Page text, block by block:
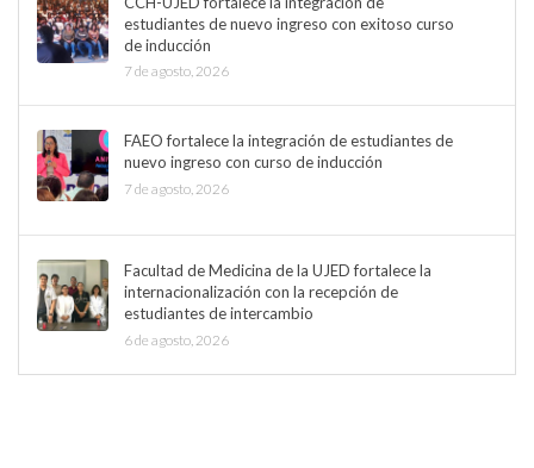
estudiantes de nuevo ingreso con exitoso curso
de inducción
7 de agosto, 2026
FAEO fortalece la integración de estudiantes de
nuevo ingreso con curso de inducción
7 de agosto, 2026
Facultad de Medicina de la UJED fortalece la
internacionalización con la recepción de
estudiantes de intercambio
6 de agosto, 2026